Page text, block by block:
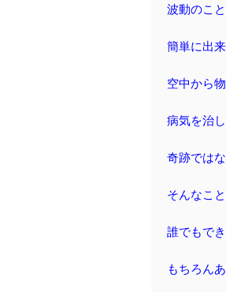
波動のこ
簡単に出
空中から
病気を治
奇跡では
そんなこ
誰でもでき
もちろん